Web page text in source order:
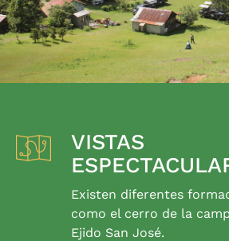
VISTAS
Existen diferentes
como el cerro de la
Ejido San José.